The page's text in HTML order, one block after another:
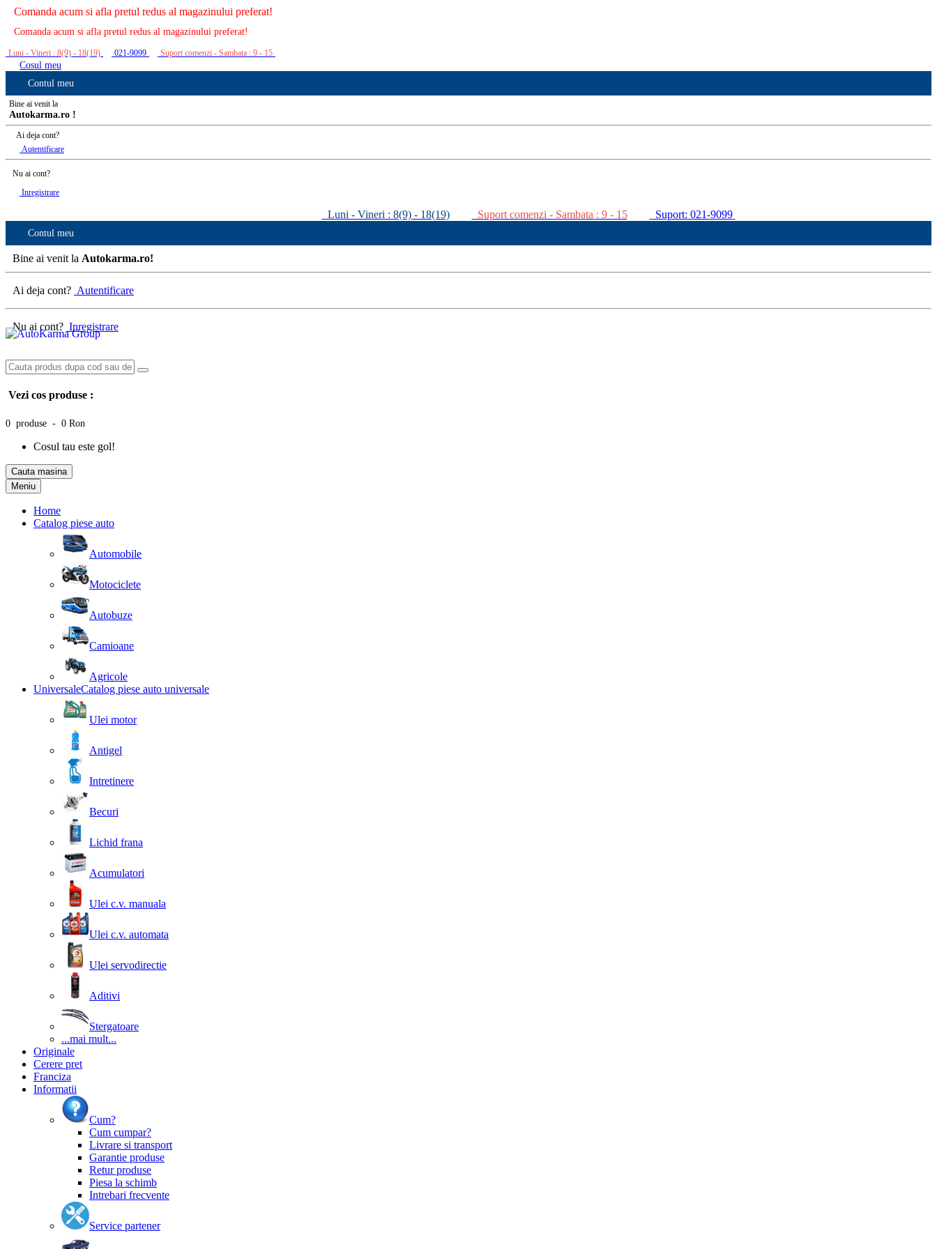
Comanda acum si afla pretul redus al magazinului preferat!
Comanda acum si afla pretul redus al magazinului preferat!
Luni - Vineri : 8(9) - 18(19) 021-9099 Suport comenzi - Sambata : 9 - 15
Cosul meu
Contul meu
Bine ai venit la
Autokarma.ro !
Ai deja cont?
Autentificare
Nu ai cont?
Inregistrare
Luni - Vineri : 8(9) - 18(19) Suport comenzi - Sambata : 9 - 15 Suport: 021-9099
Contul meu
Bine ai venit la Autokarma.ro!
Ai deja cont? Autentificare
Nu ai cont? Inregistrare
Vezi cos produse :
0 produse - 0 Ron
Cosul tau este gol!
Cauta masina
Meniu
Home
Catalog piese auto
Automobile
Motociclete
Autobuze
Camioane
Agricole
UniversaleCatalog piese auto universale
Ulei motor
Antigel
Intretinere
Becuri
Lichid frana
Acumulatori
Ulei c.v. manuala
Ulei c.v. automata
Ulei servodirectie
Aditivi
Stergatoare
...mai mult...
Originale
Cerere pret
Franciza
Informatii
Cum?
Cum cumpar?
Livrare si transport
Garantie produse
Retur produse
Piesa la schimb
Intrebari frecvente
Service partener